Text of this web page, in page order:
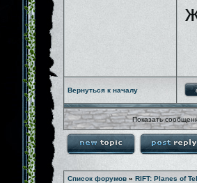
Вернуться к началу
Показать
Список форумов » RIFT: Planes of